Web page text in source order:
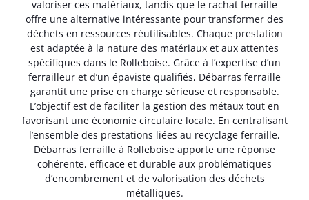
valoriser ces matériaux, tandis que le rachat ferraille
offre une alternative intéressante pour transformer des
déchets en ressources réutilisables. Chaque prestation
est adaptée à la nature des matériaux et aux attentes
spécifiques dans le Rolleboise. Grâce à l’expertise d’un
ferrailleur et d’un épaviste qualifiés, Débarras ferraille
garantit une prise en charge sérieuse et responsable.
L’objectif est de faciliter la gestion des métaux tout en
favorisant une économie circulaire locale. En centralisant
l’ensemble des prestations liées au recyclage ferraille,
Débarras ferraille à Rolleboise apporte une réponse
cohérente, efficace et durable aux problématiques
d’encombrement et de valorisation des déchets
métalliques.